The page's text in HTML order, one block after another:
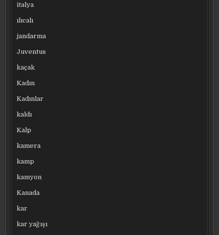
italya
ılıcalı
jandarma
Juventus
kaçak
Kadın
Kadınlar
kaldı
Kalp
kamera
kamp
kamyon
Kanada
kar
kar yağışı